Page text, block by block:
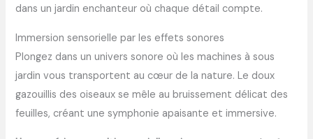
dans un jardin enchanteur où chaque détail compte.
Immersion sensorielle par les effets sonores
Plongez dans un univers sonore où les machines à sous
jardin vous transportent au cœur de la nature. Le doux
gazouillis des oiseaux se mêle au bruissement délicat des
feuilles, créant une symphonie apaisante et immersive.